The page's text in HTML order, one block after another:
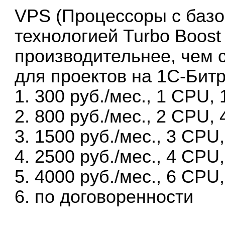
VPS (Процессоры с
технологией Turbo
производительнее, чем
для проектов на 1С-
1. 300 руб./мес., 1 CPU,
2. 800 руб./мес., 2 CPU,
3. 1500 руб./мес., 3
4. 2500 руб./мес., 4
5. 4000 руб./мес., 6
6. по договоренности